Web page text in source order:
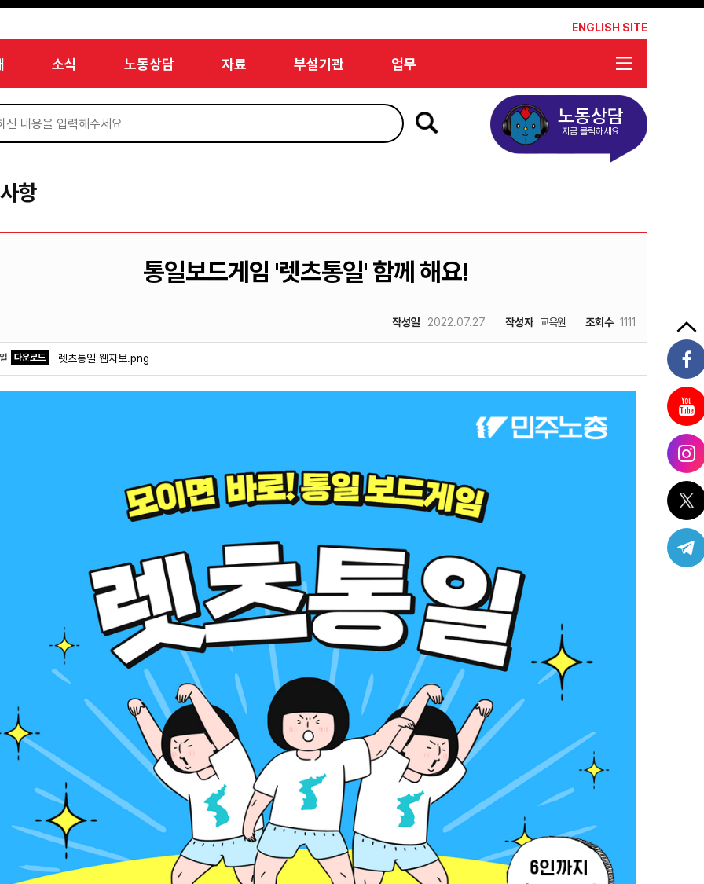
ENGLISH SITE
소식 노동상담 자료 부설기관 업무
노동상담
지금 클릭하세요
항
통일보드게임 '렛츠통일' 함께 해요!
작성일 2022.07.27 작성자 교육원 조회수 1111
다운로드 렛츠통일 웹자보.png